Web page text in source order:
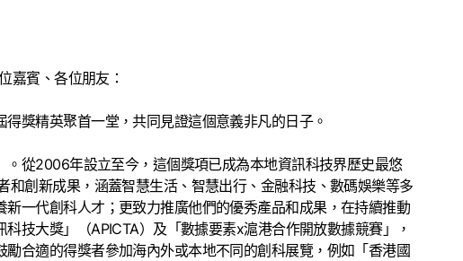
嘉賓、各位朋友：
獎精英聚首一堂，共同見證這個意義非凡的日子。
從2006年設立至今，這個獎項已成為本地資訊科技界歷史最悠
創新成果，涵蓋智慧生活、智慧出行、金融科技、數碼娛樂等多
一代創科人才；更致力推廣他們的優秀產品和成果，在持續推動
技大獎」（APICTA）及「數據要素x滬港合作開放數據競賽」，
合適的得獎者參加海內外或本地不同的創科展覽，例如「香港國